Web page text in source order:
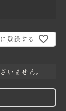
登録する
いません。